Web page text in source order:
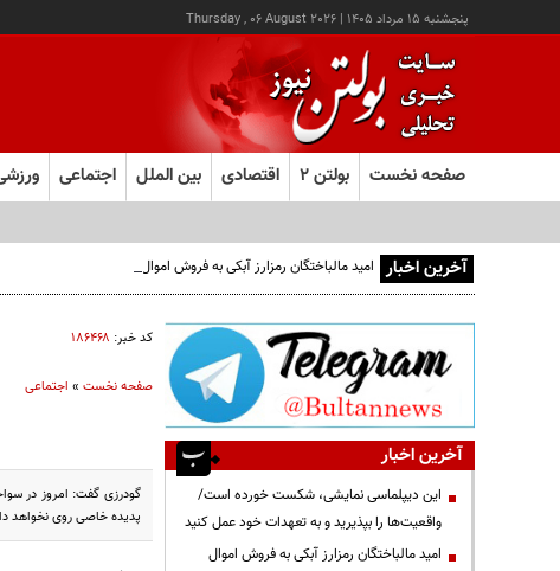
پنجشنبه ۱۵ مرداد ۱۴۰۵ |
Thursday , 06 August 2026
صفحه نخست بولتن ۲ اقتصادی بین الملل اجتماعی
آخرین اخبار امید مالباختگان رمزارز آبکی به فروش اموال محکومان
کد خبر: ۱۸۶۴۶۸
صفحه نخست» اجتماعی
گودرزی گفت: امروز در
پدیده خاصی روی نخواهد
آخرین اخبار
این دیپلماسی نمایشی، شکست خورده است/
واقعیت‌ها را بپذیرید و به تعهدات خود عمل کنید
امید مالباختگان رمزارز آبکی به فروش اموال